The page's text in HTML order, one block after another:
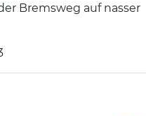
Bremsweg auf nasser